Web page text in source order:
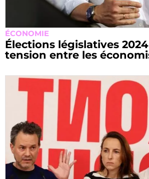
ÉCONOMIE
Élections législatives
tension entre les